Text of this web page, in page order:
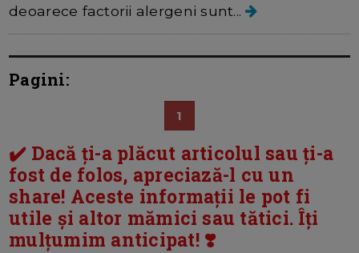
deoarece factorii alergeni sunt...
Pagini:
1
✔️ Dacă ți-a plăcut articolul sau ți-a
fost de folos, apreciază-l cu un
share! Aceste informații le pot fi
utile și altor mămici sau tătici. Îți
mulțumim anticipat! ❣️